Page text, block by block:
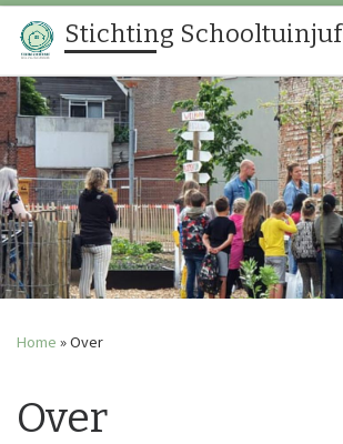
Ga naar inhoud
Stichting Schooltuinjuf
Home »Over
Over